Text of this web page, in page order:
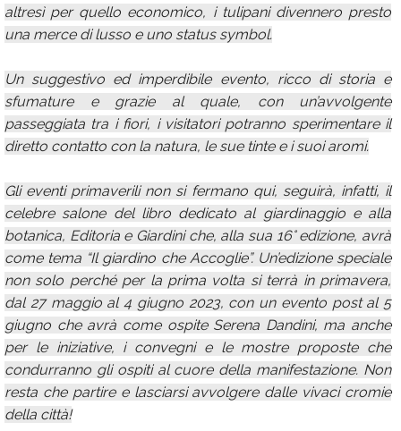
altresì per quello economico, i tulipani divennero presto
una merce di lusso e uno status symbol.
Un suggestivo ed imperdibile evento, ricco di storia e
sfumature e grazie al quale, con un’avvolgente
passeggiata tra i fiori, i visitatori potranno sperimentare il
diretto contatto con la natura, le sue tinte e i suoi aromi.
Gli eventi primaverili non si fermano qui, seguirà, infatti, il
celebre salone del libro dedicato al giardinaggio e alla
botanica, Editoria e Giardini che, alla sua 16° edizione, avrà
come tema “Il giardino che Accoglie”. Un’edizione speciale
non solo perché per la prima volta si terrà in primavera,
dal 27 maggio al 4 giugno 2023, con un evento post al 5
giugno che avrà come ospite Serena Dandini, ma anche
per le iniziative, i convegni e le mostre proposte che
condurranno gli ospiti al cuore della manifestazione. Non
resta che partire e lasciarsi avvolgere dalle vivaci cromie
della città!